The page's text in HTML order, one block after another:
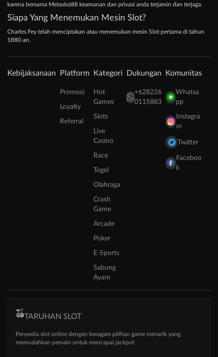
karena bersama Metaslot88 keamanan dan privasi anda terjamin dan terjaga.
Siapa Yang Menemukan Mesin Slot?
Charles Fey telah menciptakan atau menemukan mesin Slot pertama di tahun
1880-an.
Kebijaksanaan Platform
Promosi
Loyalty
Referral
Kategori
Hot
Games
Slots
Live
Casino
Race
Togel
Olahraga
Crash
Game
Arcade
Poker
E-Sports
Sabung
Ayam
Dukungan
+628226
0115883
Komunitas
Whatsa
pp
Instagra
m
Twitter
Faceboo
k
TARUHAN SLOT
Penyedia slot online dengan beragam pilihan game menarik yang
memudahkan pemain untuk mencapai jackpot